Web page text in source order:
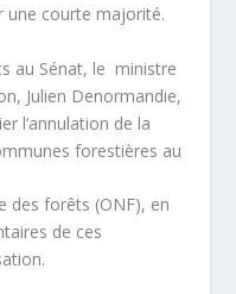
une courte majorité.
au Sénat, le ministre
Julien Denormandie,
l’annulation de la
forestières au
des forêts (ONF), en
de ces